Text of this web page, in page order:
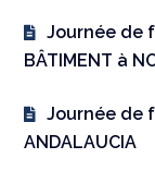
Journée de
BÂTIMENT à
Journée de
ANDALAUCIA